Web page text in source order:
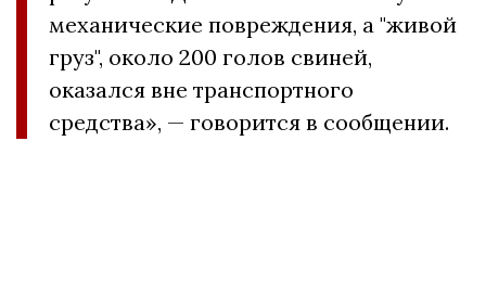
механические повреждения, а "живой
груз", около 200 голов свиней,
оказался вне транспортного
средства», — говорится в сообщении.